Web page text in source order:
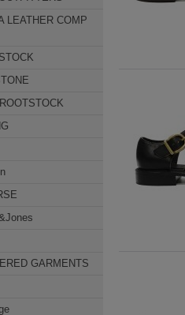
LEATHER COMP
GARMENTS